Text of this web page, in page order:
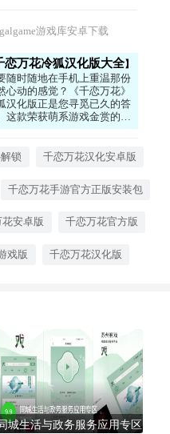
galgame游戏库安卓下载
恋万花冷狐汉化版大全
随时随地在手机上重温那份
心动的感觉？《千恋万花》
汉化版正是您寻觅已久的答
这款荣获萌系游戏金赏的殿
作品，由冷狐汉化组完成全
线的幽默日常还是个人线的
感度培养机制，让您的每一
的专属结局。本专题提供的
美物语，让甜蜜的夏日回忆
锁 千恋万花汉化安卓版
千恋万花手游官方正版安装包
安卓版 千恋万花官方版
戏版 千恋万花汉化版
同城生活与政务服务应用专区